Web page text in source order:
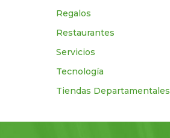
Regalos
Restaurantes
Servicios
Tecnologí­a
Tiendas Departamentales